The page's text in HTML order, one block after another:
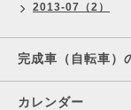
2013-07（2）
完成車（自転車）
カレンダー